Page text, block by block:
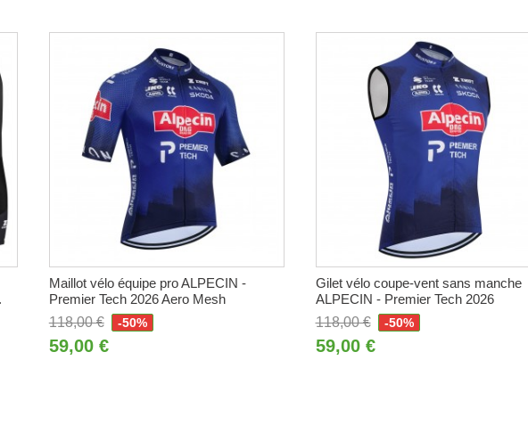
Maillot vélo équipe pro ALPECIN -
Premier Tech 2026 Aero Mesh
118,00 €
-50%
59,00 €
Gilet vélo coupe-vent sans manche
ALPECIN - Premier Tech 2026
118,00 €
-50%
59,00 €